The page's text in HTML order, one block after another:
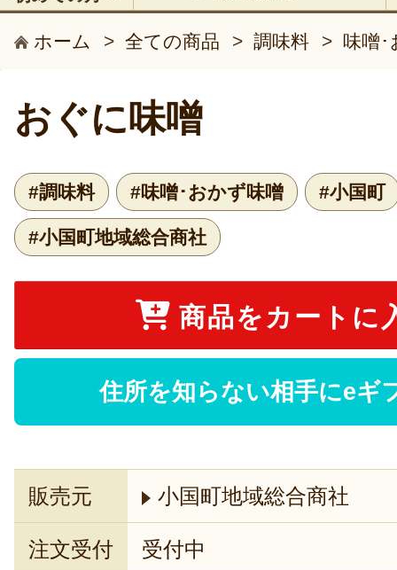
ホーム > 全ての商品 > 調味料 > 味噌･
おぐに味噌
#調味料 #味噌･おかず味噌 #小国町
#小国町地域総合商社
商品をカートに
住所を知らない相手にeギ
販売元 小国町地域総合商社
注文受付 受付中